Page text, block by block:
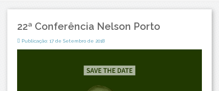
22ª Conferência Nelson Porto
Publicação: 17 de Setembro de 2018